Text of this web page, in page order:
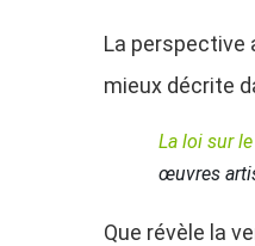
La perspective
mieux décrite
La loi sur
œuvres
Que révèle la